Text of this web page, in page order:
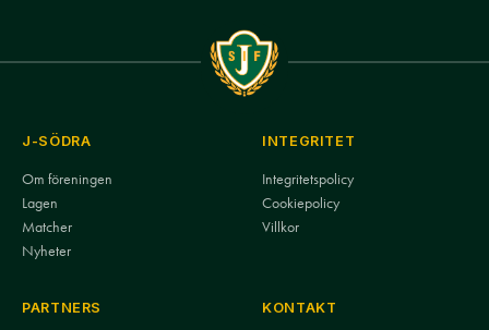
J-SÖDRA
Om föreningen
Lagen
Matcher
Nyheter
INTEGRITET
Integritetspolicy
Cookiepolicy
Villkor
PARTNERS KONTAKT